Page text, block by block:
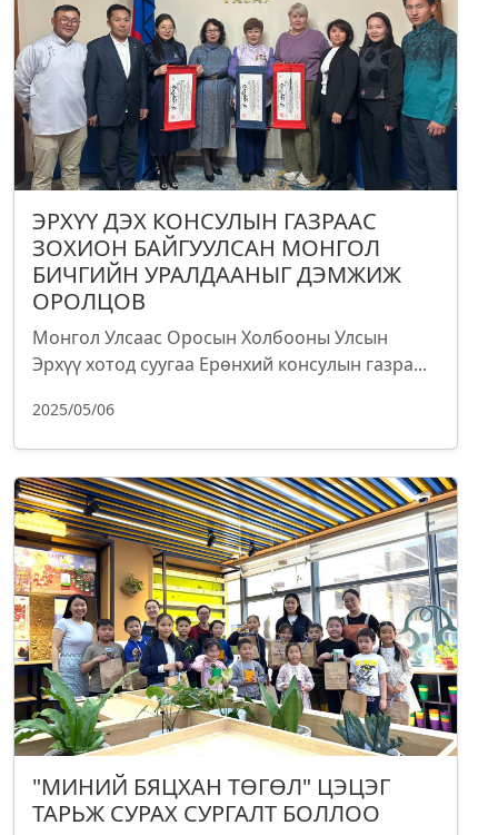
ЭРХҮҮ ДЭХ КОНСУЛЫН ГАЗРААС
ЗОХИОН БАЙГУУЛСАН МОНГОЛ
БИЧГИЙН УРАЛДААНЫГ ДЭМЖИЖ
ОРОЛЦОВ
Монгол Улсаас Оросын Холбооны Улсын
Эрхүү хотод суугаа Ерөнхий консулын газра...
2025/05/06
"МИНИЙ БЯЦХАН ТӨГӨЛ" ЦЭЦЭГ
ТАРЬЖ СУРАХ СУРГАЛТ БОЛЛОО